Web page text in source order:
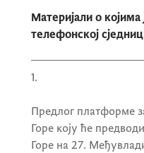
расподјели добити
3.Кадровским
Материјали о
телефонској
1.
Предлог платформе
Горе коју ће
Горе на 27.